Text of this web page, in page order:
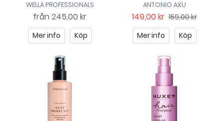
WELLA PROFESSIONALS
från 245,00 kr
Mer info Köp
ANTONIO AXU
149,00 kr 159,00 kr
Mer info
Köp